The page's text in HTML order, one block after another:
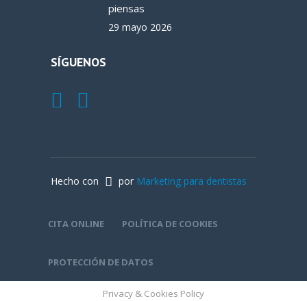
piensas
29 mayo 2026
SÍGUENOS
Hecho con por Marketing para dentistas
CITA ONLINE POLÍTICA DE COOKIES
PROTECCIÓN DE DATOS
Privacy & Cookies Policy